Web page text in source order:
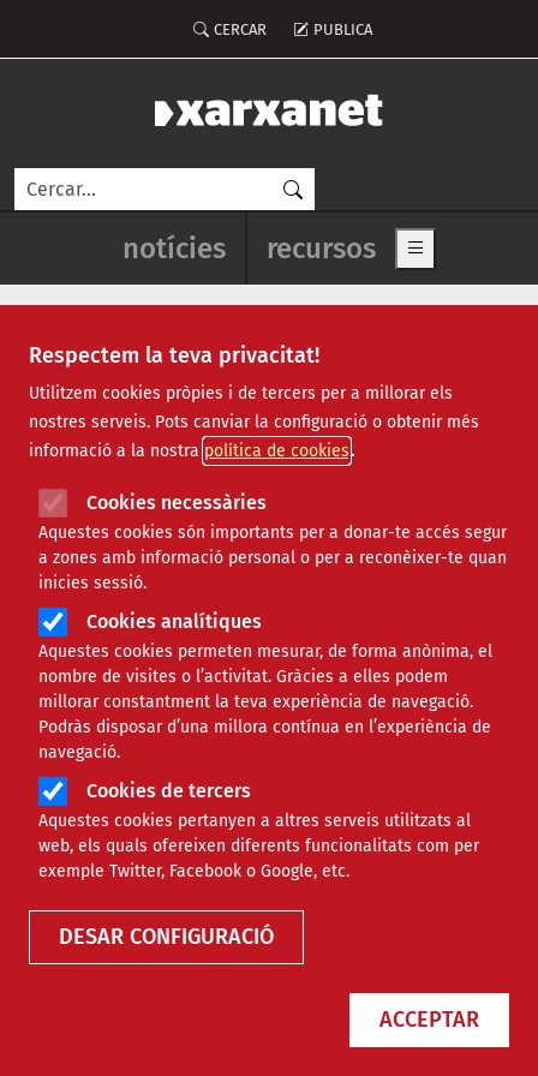
Respectem la teva privacitat!
Utilitzem cookies pròpies i de tercers per a millorar els
nostres serveis. Pots canviar la configuració o obtenir més
informació a la nostra política de cookies
Cookies necessàries
Aquestes cookies són importants per a donar-te accés segur
a zones amb informació personal o per a reconèixer-te quan
inicies sessió.
Cookies analítiques
Aquestes cookies permeten mesurar, de forma anònima, el
nombre de visites o l’activitat. Gràcies a elles podem
millorar constantment la teva experiència de navegació.
Podràs disposar d’una millora contínua en l’experiència de
navegació.
Cookies de tercers
Aquestes cookies pertanyen a altres serveis utilitzats al
web, els quals ofereixen diferents funcionalitats com per
exemple Twitter, Facebook o Google, etc.
DESAR CONFIGURACIÓ
ACCEPTAR
Menú del compte d'usuari
CERCAR PUBLICA
Cerca
Navegació principal de
notícies recursos Show main
l’Arboç
5 curses per acabar l’any amb
esperit solidari